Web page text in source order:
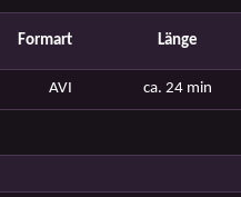
Formart Länge
AVI ca. 24 min